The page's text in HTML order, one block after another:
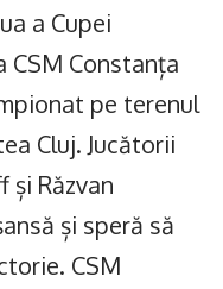
a Cupei
CSM Constanța
pe terenul
Cluj. Jucătorii
și Răzvan
și speră să
CSM